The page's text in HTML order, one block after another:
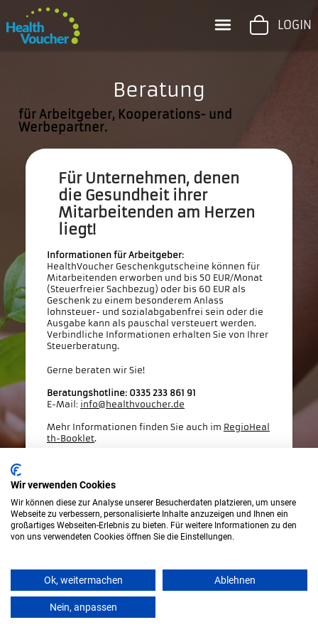
LOGIN
Beratung
für Arbeitgeber, Kooperations- und
Werbepartner.
Für Unternehmen, denen
die Gesundheit ihrer
Mitarbeitenden am Herzen
liegt!
Informationen für Arbeitgeber:
HealthVoucher Geschenkgutscheine können für
Mitarbeitenden erworben und bis 50 EUR/Monat
(Steuerfreier Sachbezug) oder bis 60 EUR als
Geschenk zu einem besonderem Anlass
lohnsteuer- und sozialabgabenfrei sein oder die
Ausgabe kann als pauschal versteuert werden.
Verbindliche Informationen erhalten Sie von Ihrer
Steuerberatung.
Gerne beraten wir Sie!
Beratungshotline: 0335 233 861 91
E-Mail: info@healthvoucher.de
Mehr Informationen finden Sie auch im RegioHeal
th-Booklet.
info@healthvoucher.de
030 577 025 650
Wir verwenden Cookies
Wir können diese zur Analyse unserer Besucherdaten platzieren, um unsere
Webseite zu verbessern, personalisierte Inhalte anzuzeigen und Ihnen ein
großartiges Webseiten-Erlebnis zu bieten. Für weitere Informationen zu den
von uns verwendeten Cookies öffnen Sie die Einstellungen.
Ok, weitermachen Ablehnen
Nein, anpassen